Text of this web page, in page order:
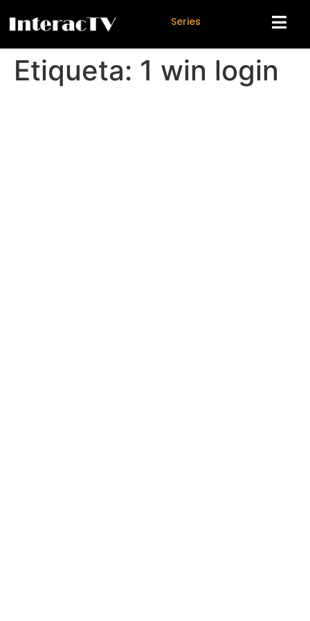
Series
Etiqueta: 1 win login